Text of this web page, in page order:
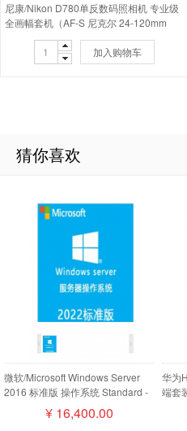
尼康/Nikon D780单反数码照相机 专业级
全画幅套机（AF-S 尼克尔 24-120mm
f/4G ED VR ）
加入购物车
猜你喜欢
微软/Microsoft Windows Server
2016 标准版 操作系统 Standard -
16 Core License Pack
¥16,400.00
华为
端套